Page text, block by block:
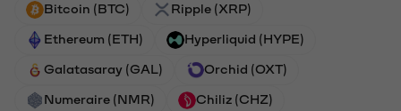
Bitcoin (BTC) Ripple (XRP)
Ethereum (ETH) Hyperliquid (HYPE)
Galatasaray (GAL) Orchid (OXT)
Numeraire (NMR) Chiliz (CHZ)